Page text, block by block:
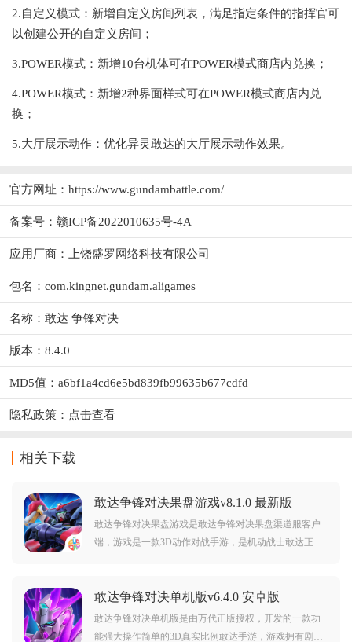
2.自定义模式：新增自定义房间列表，满足指定条件的指挥官可
以创建公开的自定义房间；
3.POWER模式：新增10台机体可在POWER模式商店内兑换；
4.POWER模式：新增2种界面样式可在POWER模式商店内兑
换；
5.大厅展示动作：优化异灵敢达的大厅展示动作效果。
官方网址： https://www.gundambattle.com/
备案号：赣ICP备2022010635号-4A
应用厂商： 上饶盛罗网络科技有限公司
包名：com.kingnet.gundam.aligames
名称：敢达 争锋对决
版本：8.4.0
MD5值：a6bf1a4cd6e5bd839fb99635b677cdfd
隐私政策： 点击查看
相关下载
敢达争锋对决果盘游戏v8.1.0 最新版
敢达争锋对决果盘游戏是敢达争锋对决果盘渠道服客户
端，游戏是一款3D动作对战手游，是机动战士敢达正版
喜欢敢达的朋友可千万不要错过啦。
敢达争锋对决单机版v6.4.0 安卓版
敢达争锋对决单机版是由万代正版授权，开发的一款功
能强大操作简单的3D真实比例敢达手游，游戏拥有剧情